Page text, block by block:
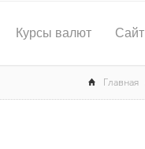
Курсы валют Сайт
Главная